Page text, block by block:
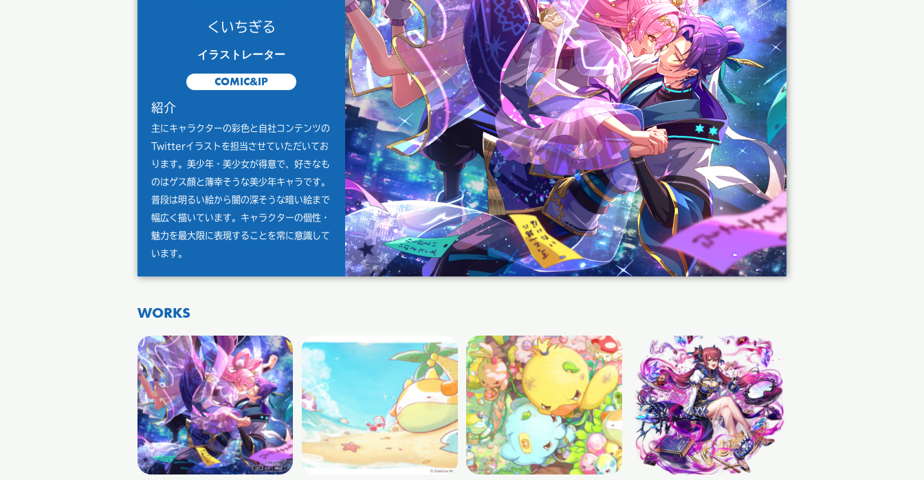
くいちぎる
イラストレーター
COMIC&IP
紹介
主にキャラクターの彩色と自社コンテンツの
Twitterイラストを担当させていただいてお
ります。美少年・美少女が得意で、好きなも
のはゲス顔と薄幸そうな美少年キャラです。
普段は明るい絵から闇の深そうな暗い絵まで
幅広く描いています。キャラクターの個性・
魅力を最大限に表現することを常に意識して
います。
WORKS